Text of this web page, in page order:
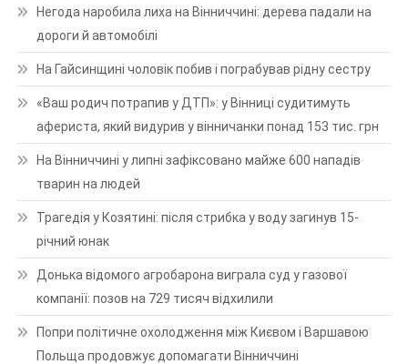
Негода наробила лиха на Вінниччині: дерева падали на
дороги й автомобілі
На Гайсинщині чоловік побив і пограбував рідну сестру
«Ваш родич потрапив у ДТП»: у Вінниці судитимуть
афериста, який видурив у вінничанки понад 153 тис. грн
На Вінниччині у липні зафіксовано майже 600 нападів
тварин на людей
Трагедія у Козятині: після стрибка у воду загинув 15-
річний юнак
Донька відомого агробарона виграла суд у газової
компанії: позов на 729 тисяч відхилили
Попри політичне охолодження між Києвом і Варшавою
Польща продовжує допомагати Вінниччині